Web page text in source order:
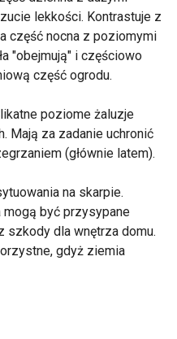
lekkości. Kontrastuje z
część nocna z poziomymi
"obejmują" i częściowo
część ogrodu.
poziome żaluzje
Mają za zadanie uchronić
(głównie latem).
na skarpie.
mogą być przysypane
szkody dla wnętrza domu.
gdyż ziemia